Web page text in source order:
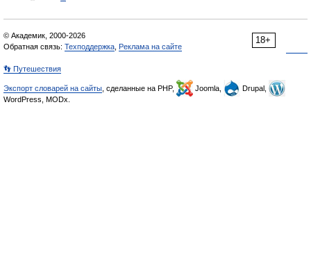
18+
© Академик, 2000-2026
Обратная связь: Техподдержка Реклама на сайте
👣 Путешествия
Экспорт словарей на сайты , сделанные на PHP, Joomla,
Drupal,
WordPress, MODx.